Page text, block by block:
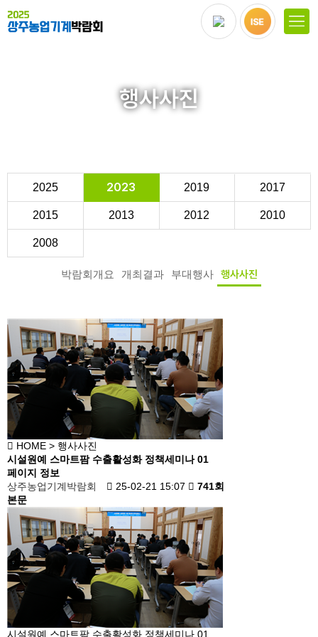
행사사진
2025 2023 2019 2017
2015 2013 2012 2010
2008
박람회개요 개최결과 부대행사 행사사진
HOME > 행사사진
시설원예 스마트팜 수출활성화 정책세미나 01
페이지 정보
상주농업기계박람회
25-02-21 15:07
741회
본문
시설원예 스마트팜 수출활성화 정책세미나 01